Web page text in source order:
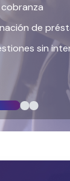
de
sin